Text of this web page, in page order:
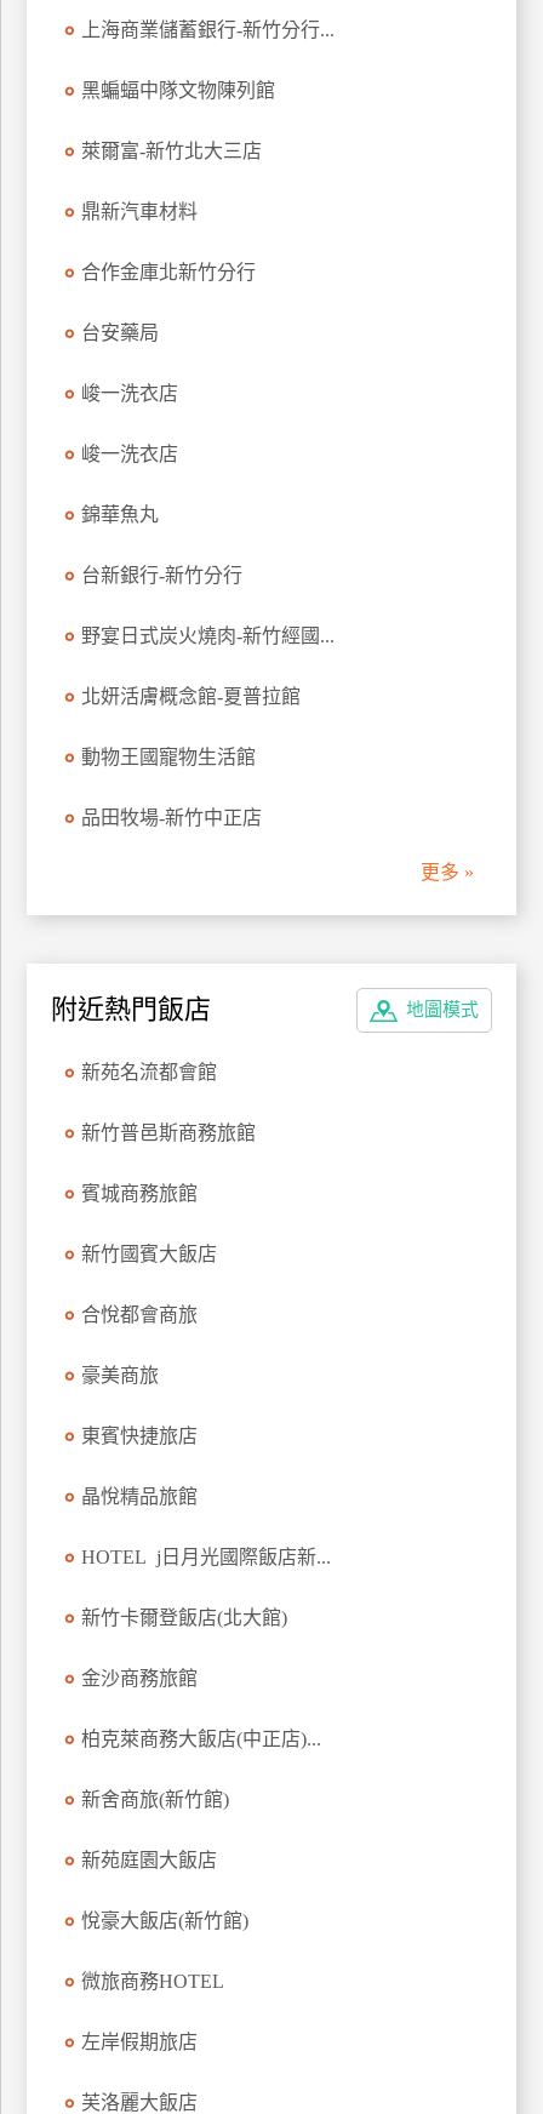
上海商業儲蓄銀行-新竹分行...
黑蝙蝠中隊文物陳列館
萊爾富-新竹北大三店
鼎新汽車材料
合作金庫北新竹分行
台安藥局
峻一洗衣店
峻一洗衣店
錦華魚丸
台新銀行-新竹分行
野宴日式炭火燒肉-新竹經國...
北妍活膚概念館-夏普拉館
動物王國寵物生活館
品田牧場-新竹中正店
更多 »
地圖模式
附近熱門飯店
新苑名流都會館
新竹普邑斯商務旅館
賓城商務旅館
新竹國賓大飯店
合悅都會商旅
豪美商旅
東賓快捷旅店
晶悅精品旅館
HOTEL j日月光國際飯店新...
新竹卡爾登飯店(北大館)
金沙商務旅館
柏克萊商務大飯店(中正店)...
新舍商旅(新竹館)
新苑庭園大飯店
悅豪大飯店(新竹館)
微旅商務HOTEL
左岸假期旅店
芙洛麗大飯店